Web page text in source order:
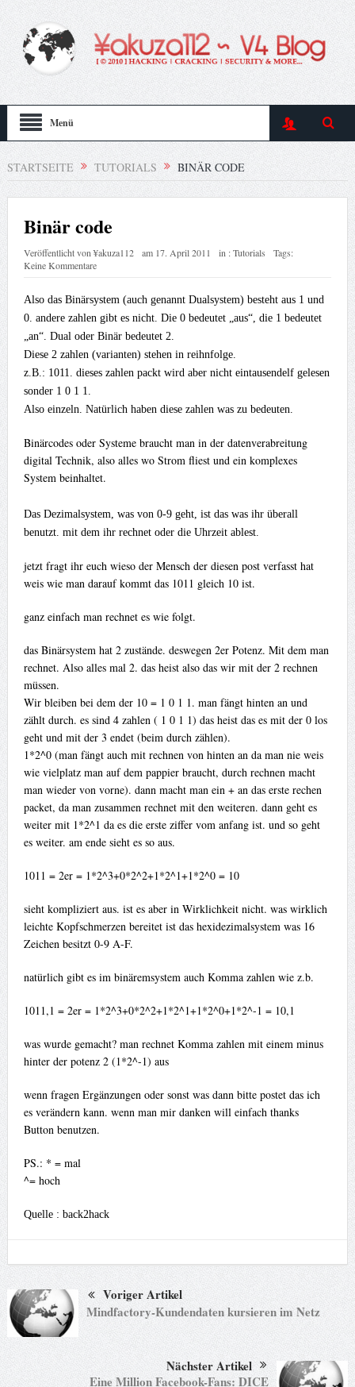
Menü
STARTSEITE TUTORIALS BINÄR CODE
Binär code
Veröffentlicht von¥akuza112 am 17. April 2011 in :Tutorials
Tags:
Keine Kommentare
Also das Binärsystem (auch genannt Dualsystem) besteht aus 1 und
0. andere zahlen gibt es nicht. Die 0 bedeutet „aus“, die 1 bedeutet
„an“. Dual oder Binär bedeutet 2.
Diese 2 zahlen (varianten) stehen in reihnfolge.
z.B.: 1011. dieses zahlen packt wird aber nicht eintausendelf gelesen
sonder 1 0 1 1.
Also einzeln. Natürlich haben diese zahlen was zu bedeuten.
Binärcodes oder Systeme braucht man in der datenverabreitung
digital Technik, also alles wo Strom fliest und ein komplexes
System beinhaltet.
Das Dezimalsystem, was von 0-9 geht, ist das was ihr überall
benutzt. mit dem ihr rechnet oder die Uhrzeit ablest.
jetzt fragt ihr euch wieso der Mensch der diesen post verfasst hat
weis wie man darauf kommt das 1011 gleich 10 ist.
ganz einfach man rechnet es wie folgt.
das Binärsystem hat 2 zustände. deswegen 2er Potenz. Mit dem man
rechnet. Also alles mal 2. das heist also das wir mit der 2 rechnen
müssen.
Wir bleiben bei dem der 10 = 1 0 1 1. man fängt hinten an und
zählt durch. es sind 4 zahlen ( 1 0 1 1) das heist das es mit der 0 los
geht und mit der 3 endet (beim durch zählen).
1*2^0 (man fängt auch mit rechnen von hinten an da man nie weis
wie vielplatz man auf dem pappier braucht, durch rechnen macht
man wieder von vorne). dann macht man ein + an das erste rechen
packet, da man zusammen rechnet mit den weiteren. dann geht es
weiter mit 1*2^1 da es die erste ziffer vom anfang ist. und so geht
es weiter. am ende sieht es so aus.
1011 = 2er = 1*2^3+0*2^2+1*2^1+1*2^0 = 10
sieht kompliziert aus. ist es aber in Wirklichkeit nicht. was wirklich
leichte Kopfschmerzen bereitet ist das hexidezimalsystem was 16
Zeichen besitzt 0-9 A-F.
natürlich gibt es im binäremsystem auch Komma zahlen wie z.b.
1011,1 = 2er = 1*2^3+0*2^2+1*2^1+1*2^0+1*2^-1 = 10,1
was wurde gemacht? man rechnet Komma zahlen mit einem minus
hinter der potenz 2 (1*2^-1) aus
wenn fragen Ergänzungen oder sonst was dann bitte postet das ich
es verändern kann. wenn man mir danken will einfach thanks
Button benutzen.
PS.: * = mal
^= hoch
Quelle : back2hack
Voriger Artikel
Mindfactory-Kundendaten kursieren im Netz
Nächster Artikel
Eine Million Facebook-Fans: DICE